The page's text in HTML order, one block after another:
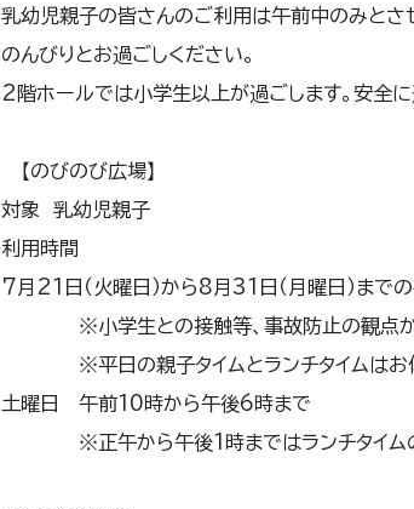
乳幼児親子の皆さんのご利用は午前中のみとさ
のんびりとお過ごしください。
2階ホールでは小学生以上が過ごします。安全
【のびのび広場】
対象 乳幼児親子
利用時間
7月21日（火曜日）から8月31日（月曜日）
※小学生との接触等、事故防止の観点から
※平日の親子タイムとランチタイムはお休
土曜日 午前10時から午後6時まで
※正午から午後1時まではランチタイムの